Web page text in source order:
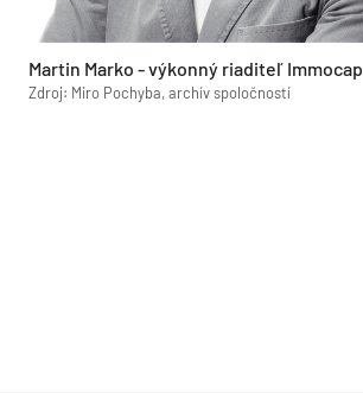
Martin Marko - výkonný riaditeľ Immocap
Zdroj: Miro Pochyba, archív spoločností